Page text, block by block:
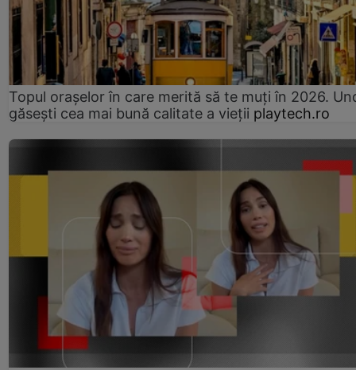
Topul orașelor în care merită să te muți în 2026.
găsești cea mai bună calitate a vieții playtech.ro